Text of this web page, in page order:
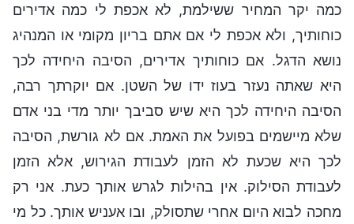
כמה יקר המחיר ששילמת, לא אכפת לי כמה אדירים
כוחותיך, ולא אכפת לי אם אתם בריון מקומי או המנהיג
נושא הדגל. אם כוחותיך אדירים, הסיבה היחידה לכך
היא שאתה נעזר בעוז ידו של השטן. אם יוקרתך רבה,
הסיבה היחידה לכך היא שיש סביבך יותר מדי בני אדם
שלא מיישמים בפועל את האמת. אם לא גורשת, הסיבה
לכך היא שכעת לא הזמן לעבודת הגירוש, אלא הזמן
לעבודת הסילוק. אין בהילות לגרש אותך כעת. אני רק
מחכה לבוא היום אחרי שתסולק, ובו אעניש אותך. כל מי